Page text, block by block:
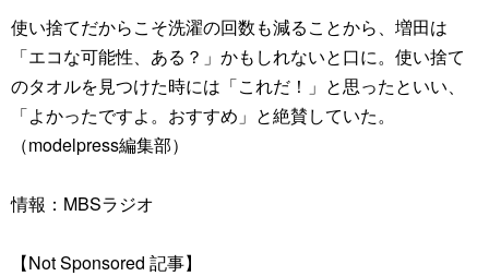
使い捨てだからこそ洗濯の回数も減ることから、増田は
「エコな可能性、ある？」かもしれないと口に。使い捨て
のタオルを見つけた時には「これだ！」と思ったといい、
「よかったですよ。おすすめ」と絶賛していた。
（modelpress編集部）
情報：MBSラジオ
【Not Sponsored 記事】